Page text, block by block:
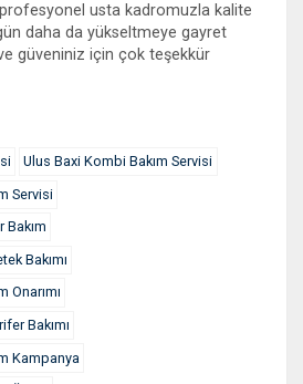
usta kadromuzla kalite
daha da yükseltmeye gayret
güveniniz için çok teşekkür
Ulus Baxi Kombi Bakım Servisi
Servisi
Bakım
Bakımı
Onarımı
Bakımı
Kampanya